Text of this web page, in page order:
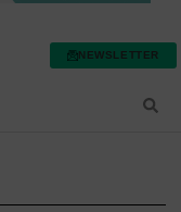
NEWSLETTER